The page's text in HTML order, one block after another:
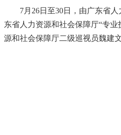
7月26日至30日，由广东省
东省人力资源和社会保障厅“专
源和社会保障厅二级巡视员魏建